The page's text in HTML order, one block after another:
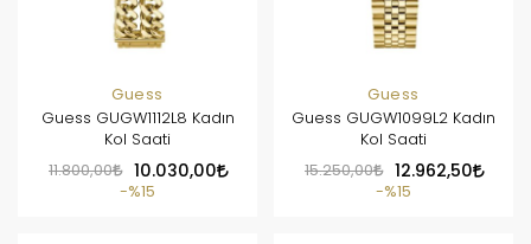
Guess
Guess GUGW1112L8 Kadın
Kol Saati
11.800,00
10.030,00
%15
Guess
Guess GUGW1099L2 Kadın
Kol Saati
15.250,00
12.962,50
%15